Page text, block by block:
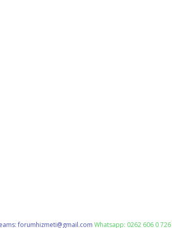
forumhizmeti@gmail.com Whatsapp: 0262 606 0 726